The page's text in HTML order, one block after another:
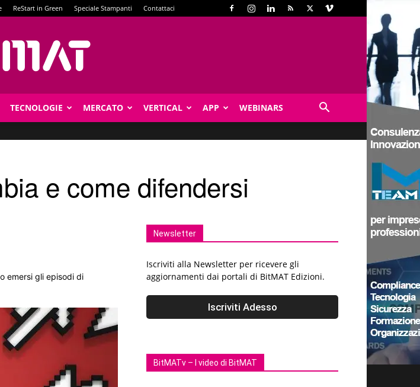
ReStart in Green Speciale Stampanti Contattaci
TECNOLOGIE MERCATO VERTICAL APP WEBINARS
e come difendersi
emersi gli episodi di
Newsletter
Iscriviti alla Newsletter per ricevere gli
aggiornamenti dai portali di BitMAT Edizioni.
BitMATv – I video di BitMAT